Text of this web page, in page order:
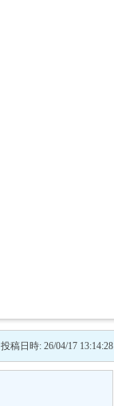
投稿日時: 26/04/17 13:14:28